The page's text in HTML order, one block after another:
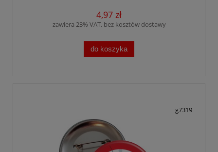
4,97 zł
zawiera 23% VAT, bez kosztów dostawy
do koszyka
g7319